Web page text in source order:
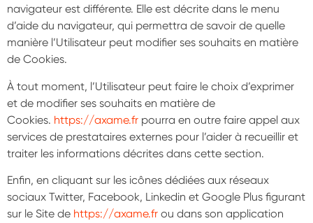
navigateur est différente. Elle est décrite dans le menu
d’aide du navigateur, qui permettra de savoir de quelle
manière l’Utilisateur peut modifier ses souhaits en matière
de Cookies.
À tout moment, l’Utilisateur peut faire le choix d’exprimer
et de modifier ses souhaits en matière de
Cookies. https://axame.fr pourra en outre faire appel aux
services de prestataires externes pour l’aider à recueillir et
traiter les informations décrites dans cette section.
Enfin, en cliquant sur les icônes dédiées aux réseaux
sociaux Twitter, Facebook, Linkedin et Google Plus figurant
sur le Site de https://axame.fr ou dans son application